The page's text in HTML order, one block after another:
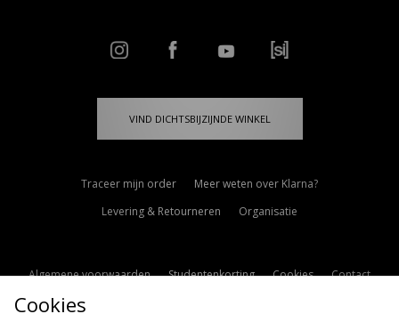
VIND DICHTSBIJZIJNDE WINKEL
Traceer mijn order
Meer weten over Klarna?
Levering & Retourneren
Organisatie
Algemene voorwaarden Studentenkorting Cookies
Contact
Cookie Instellingen
Cookies